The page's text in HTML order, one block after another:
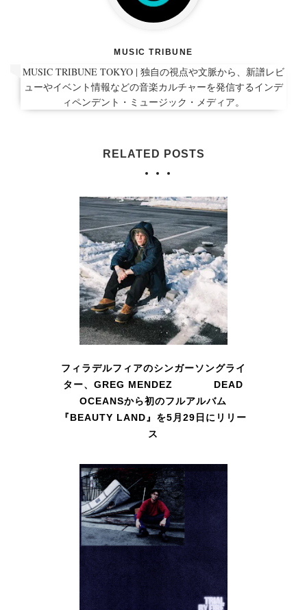
MUSIC TRIBUNE
MUSIC TRIBUNE TOKYO | 独自の視点や文脈から、新譜レビ
ューやイベント情報などの音楽カルチャーを発信するインデ
ィペンデント・ミュージック・メディア。
RELATED POSTS
フィラデルフィアのシンガーソングライ
ター、GREG MENDEZ DEAD
OCEANSから初のフルアルバム
『BEAUTY LAND』を5月29日にリリー
ス